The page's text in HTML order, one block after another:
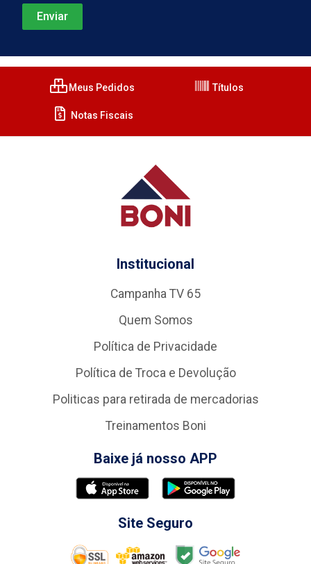
Meus Pedidos Títulos
Notas Fiscais
Institucional
Campanha TV 65
Quem Somos
Política de Privacidade
Política de Troca e Devolução
Politicas para retirada de mercadorias
Treinamentos Boni
Baixe já nosso APP
Site Seguro